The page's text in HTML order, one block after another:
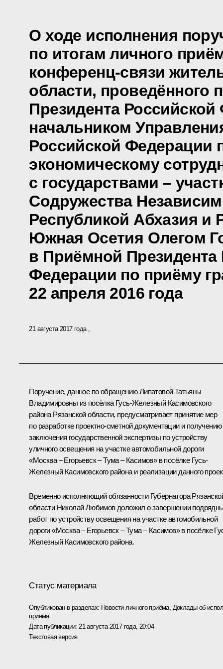
О ходе исполнения
по итогам личного
конференц-связи
области, проведённого
Президента
начальником
Российской Федерации
экономическому
с государствами –
Содружества
Республикой Абхазия и
Южная Осетия Олегом
в Приёмной Президента
Федерации по приёму
22 апреля 2016 года
21 августа 2017 года
Поручение, данное по обращению Липатовой Татьяны
Владимировны из посёлка Гусь-Железный Касимовского
района Рязанской области, предусматривает принятие мер
по разработке проектно-сметной документации и получению
заключения государственной экспертизы по устройству
уличного освещения на участке автомобильной дороги
«Москва – Егорьевск – Тума – Касимов» в посёлке Гусь-
Железный Касимовского района и реализации данного
Временно исполняющий обязанности Губернатора
области Николай Любимов доложил о завершении
работ по устройству освещения на участке автомобильной
дороги «Москва – Егорьевск – Тума – Касимов» в посёлке
Железный Касимовского района.
Статус материала
Опубликован в разделах: Новости личного приёма, Доклады об
приёма
Дата публикации: 21 августа 2017 года, 20:04
Текстовая версия